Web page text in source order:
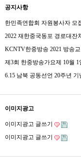
공지사항
한민족연합회 자원봉사자 모
2022 재한중국동포 경로대잔
KCNTV한중방송 2021 방송교
제3회 한중방송가요제 10월 1
6.15 남북 공동선언 20주년 기
이미지광고
이미지광고 글쓰기
이미지광고 글쓰기